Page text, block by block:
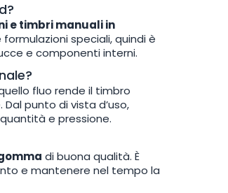
e timbri manuali in
speciali, quindi è
e componenti interni.
fluo rende il timbro
punto di vista d’uso,
e pressione.
di buona qualità. È
e mantenere nel tempo la